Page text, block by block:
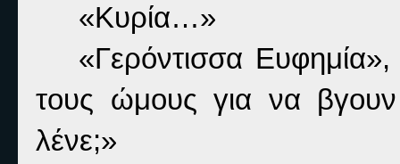
«Κυρία…»
«Γερόντισσα
τους ώμους για να
λένε;»